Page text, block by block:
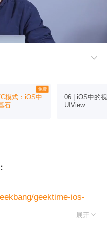

免费
模式：iOS中
石
06 | iOS中的
UIView
geektime-ios-
展开 